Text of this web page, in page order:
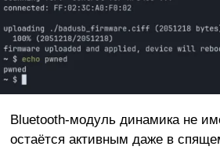
Bluetooth-модуль динамика не
остаётся активным даже в